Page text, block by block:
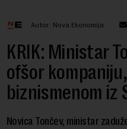
Autor: Nova Ekonomija
KRIK: Ministar
ofšor
biznismenom iz
Novica Tončev, ministar